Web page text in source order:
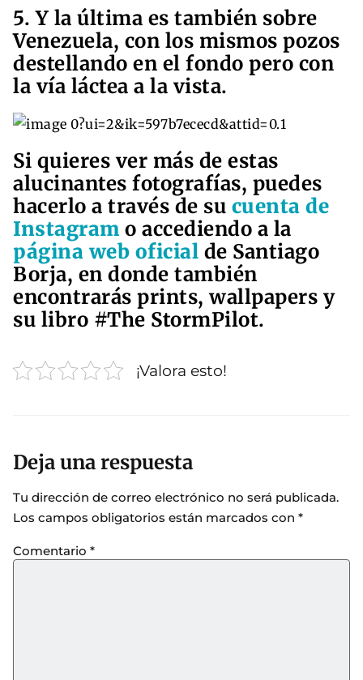
5. Y la última es también sobre
Venezuela, con los mismos pozos
destellando en el fondo pero con
la vía láctea a la vista.
Si quieres ver más de estas
alucinantes fotografías, puedes
hacerlo a través de su cuenta de
Instagram o accediendo a la
página web oficial de Santiago
Borja, en donde también
encontrarás prints, wallpapers y
su libro #The StormPilot.
¡Valora esto!
Deja una respuesta
Tu dirección de correo electrónico no será publicada.
Los campos obligatorios están marcados con *
Comentario *